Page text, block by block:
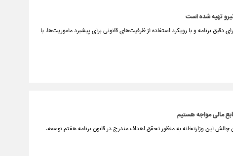
تهیه شده است
دقیق برنامه و با رویکرد استفاده از ظرفیت‌های قانونی برای پیشبرد ماموریت‌ها، با
مالی مواجه هستیم
چالش این وزارتخانه به منظور تحقق اهداف مندرج در قانون برنامه هفتم توسعه،